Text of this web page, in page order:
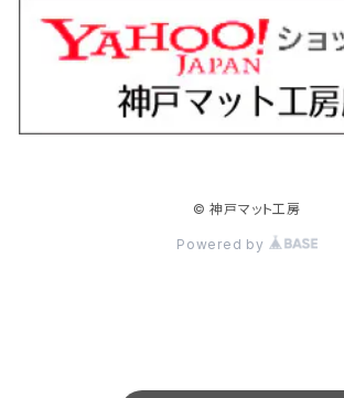
H24/5～ 160系
カローラ・クロス
カローラ・スポーツ
H26/2～ V37
H11/6～H16/10 Y34
H1/6～H11/6 Y30
セレナ
H22/11～H28/9 C26
H15/6～R2/8 BN/BM/BL系
レガシィアウトバック
H15/10～ BP/BR/BS/BT系
レガシィツーリングワゴン
H30/6～ 160系
H24/10～ MJ系
フレアクロスオーバー
H26/1～ MS系
H30/6～ LA550/560S
ムーヴ
H26/12～R5/7 LA150/160S
ムーヴキャンバス
R5/11～ MK54S・MK94S
H23/1～H27/8 MA15S
H27/8～R2/12 MA26/36/46S
ハスラー
H26/1～ MR系
R5/5～ B30系/BA系
パジェロ
H18/10～R1/8 7人乗ロング V90系
H11/6～H30/7 バン HH5・HH6
H21/12～R3/4 トラック
アコード・アコードハイブリッド
H25/6～R2/2 CR系
© 神戸マット工房
Powered by